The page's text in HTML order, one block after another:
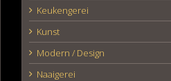
Keukengerei
Kunst
Modern / Design
Naaigerei